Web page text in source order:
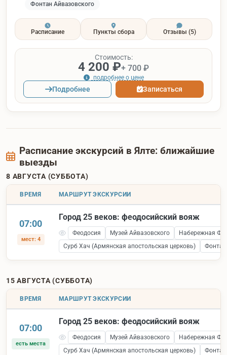
Фонтан Айвазовского
Расписание Пункты сбора Отзывы (5)
Стоимость:
4 200 ₽+ 700 ₽
подробнее о цене
Подробнее Записаться
Расписание экскурсий в Ялте: ближайшие
выезды
8 АВГУСТА (СУББОТА)
ВРЕМЯ МАРШРУТ ЭКСКУРСИИ
07:00
мест: 4
Город 25 веков: феодосийский вояж
Феодосия Музей Айвазовского
Набережная
Сурб Хач (Армянская апостольская церковь)
Фонтан
15 АВГУСТА (СУББОТА)
ВРЕМЯ МАРШРУТ ЭКСКУРСИИ
07:00
есть места
Город 25 веков: феодосийский вояж
Феодосия Музей Айвазовского
Набережная
Сурб Хач (Армянская апостольская церковь)
Фонтан